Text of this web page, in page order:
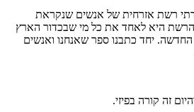
בה מיסדתי רשת אזרחית של אנשים שנקראת
היא לאחד את כל מי שבכדור הארץ
יחד כתבנו ספר שאנחנו ואנשים
זה קורה בפיזי.